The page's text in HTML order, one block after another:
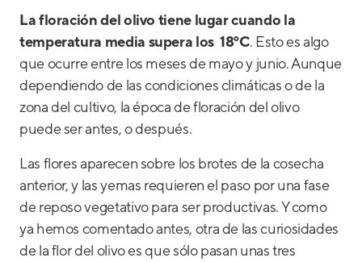
La floración del olivo tiene lugar cuando la
temperatura media supera los 18ºC. Esto es algo
que ocurre entre los meses de mayo y junio. Aunque
dependiendo de las condiciones climáticas o de la
zona del cultivo, la época de floración del olivo
puede ser antes, o después.
Las flores aparecen sobre los brotes de la cosecha
anterior, y las yemas requieren el paso por una fase
de reposo vegetativo para ser productivas. Y como
ya hemos comentado antes, otra de las curiosidades
de la flor del olivo es que sólo pasan unas tres